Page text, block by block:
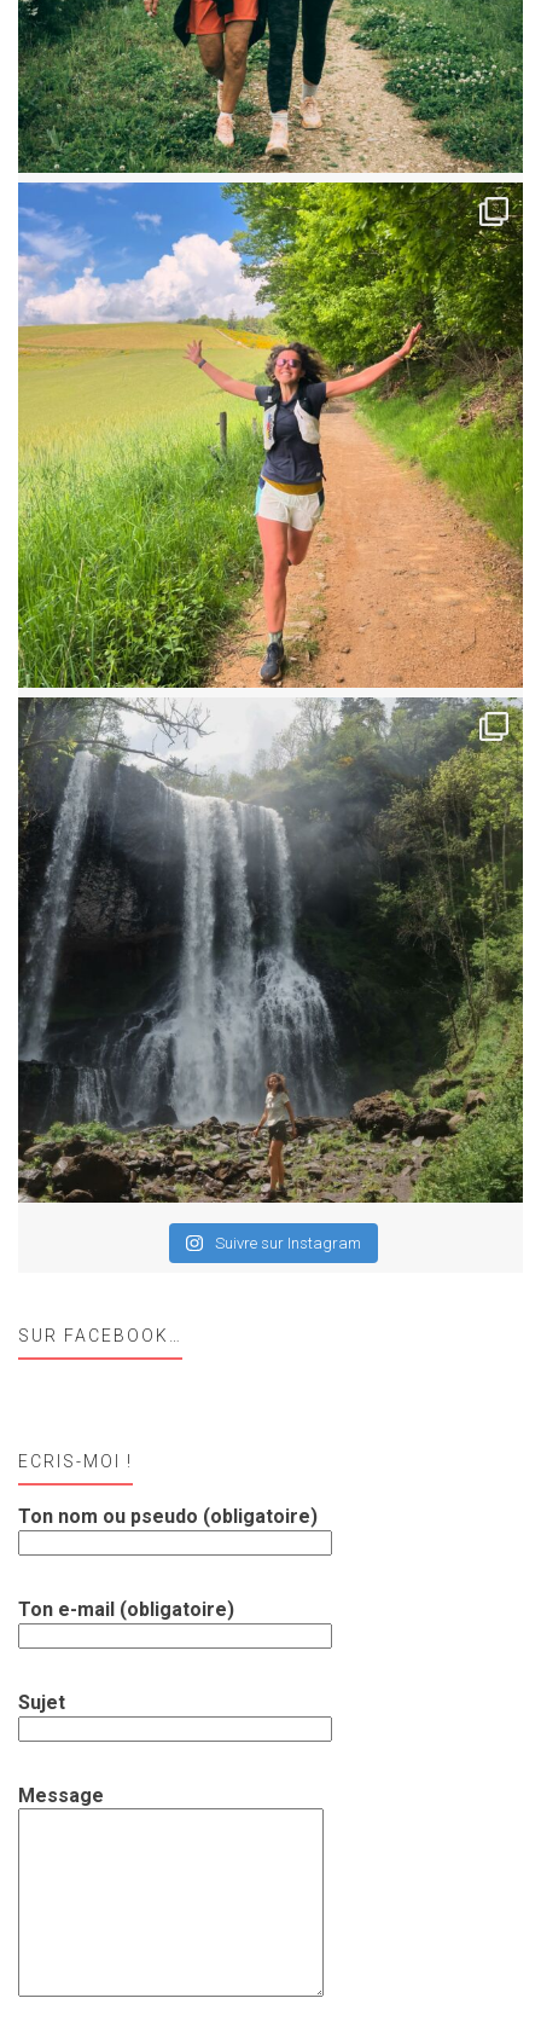
Suivre sur Instagram
SUR FACEBOOK…
ECRIS-MOI !
Ton nom ou pseudo (obligatoire)
Ton e-mail (obligatoire)
Sujet
Message